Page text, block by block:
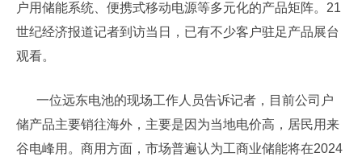
户用储能系统、便携式移动电源等多元化的产品矩阵。21
世纪经济报道记者到访当日，已有不少客户驻足产品展台
观看。
一位远东电池的现场工作人员告诉记者，目前公司户
储产品主要销往海外，主要是因为当地电价高，居民用来
谷电峰用。商用方面，市场普遍认为工商业储能将在2024